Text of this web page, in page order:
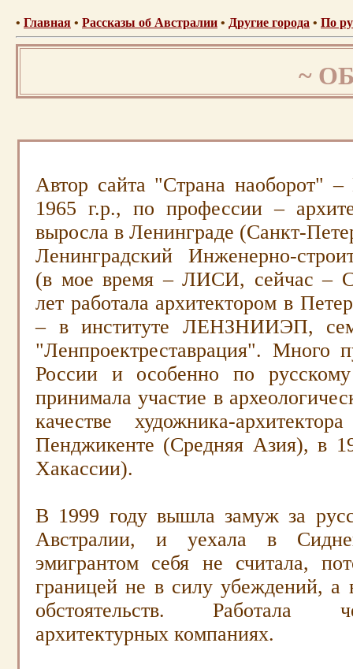
• Главная • Рассказы об Австралии • Другие города • По
~ О
Автор сайта "Страна наоборот" –
1965 г.р., по профессии –
выросла в Ленинграде (Санкт-
Ленинградский Инженерно-
(в мое время–ЛИСИ, сейчас–
лет работала архитектором в
–в институте ЛЕНЗНИИЭП,
"Ленпроектреставрация". Много
России и особенно по
принимала участие в
качестве художника-
Пенджикенте (Средняя Азия), в
Хакассии).
В 1999 году вышла замуж за
Австралии, и уехала в
эмигрантом себя не считала,
границей не в силу убеждений, а
обстоятельств. Работала
архитектурных компаниях.